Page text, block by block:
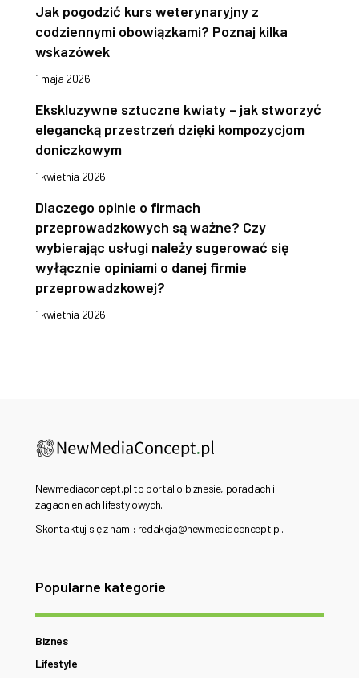
Jak pogodzić kurs weterynaryjny z
codziennymi obowiązkami? Poznaj kilka
wskazówek
1 maja 2026
Ekskluzywne sztuczne kwiaty – jak stworzyć
elegancką przestrzeń dzięki kompozycjom
doniczkowym
1 kwietnia 2026
Dlaczego opinie o firmach
przeprowadzkowych są ważne? Czy
wybierając usługi należy sugerować się
wyłącznie opiniami o danej firmie
przeprowadzkowej?
1 kwietnia 2026
Newmediaconcept.pl to portal o biznesie, poradach i
zagadnieniach lifestylowych.
Skontaktuj się z nami: redakcja@newmediaconcept.pl.
Popularne kategorie
Biznes
Lifestyle